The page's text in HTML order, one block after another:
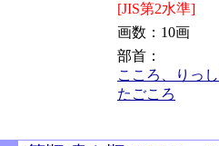
[JIS第2水準]
画数：10画
部首：
こころ、りっ
たごころ